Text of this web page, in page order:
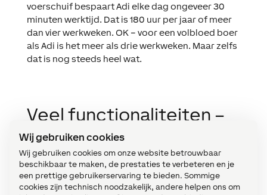
Wij gebruiken cookies
Wij gebruiken cookies om onze website betrouwbaar
beschikbaar te maken, de prestaties te verbeteren en je
een prettige gebruikerservaring te bieden. Sommige
cookies zijn technisch noodzakelijk, andere helpen ons om
voerschuif bespaart Adi elke dag ongeveer 30
minuten werktijd. Dat is 180 uur per jaar of meer
dan vier werkweken. OK – voor een volbloed boer
als Adi is het meer als drie werkweken. Maar zelfs
dat is nog steeds heel wat.
Veel functionaliteiten –
één app
Toen de Miniserver voor het eerst werd
geïnstalleerd, waren er natuurlijk nog vele andere
mogelijkheden voor automatisering. Sindsdien